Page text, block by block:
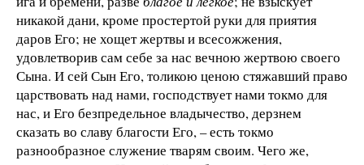
никакой дани, кроме простертой руки для приятия
даров Его; не хощет жертвы и всесожжения,
удовлетворив сам себе за нас вечною жертвою своего
Сына. И сей Сын Его, толикою ценою стяжавший право
царствовать над нами, господствует нами токмо для
нас, и Его безпредельное владычество, дерзнем
сказать во славу благости Его, – есть токмо
разнообразное служение тварям своим. Чего же,